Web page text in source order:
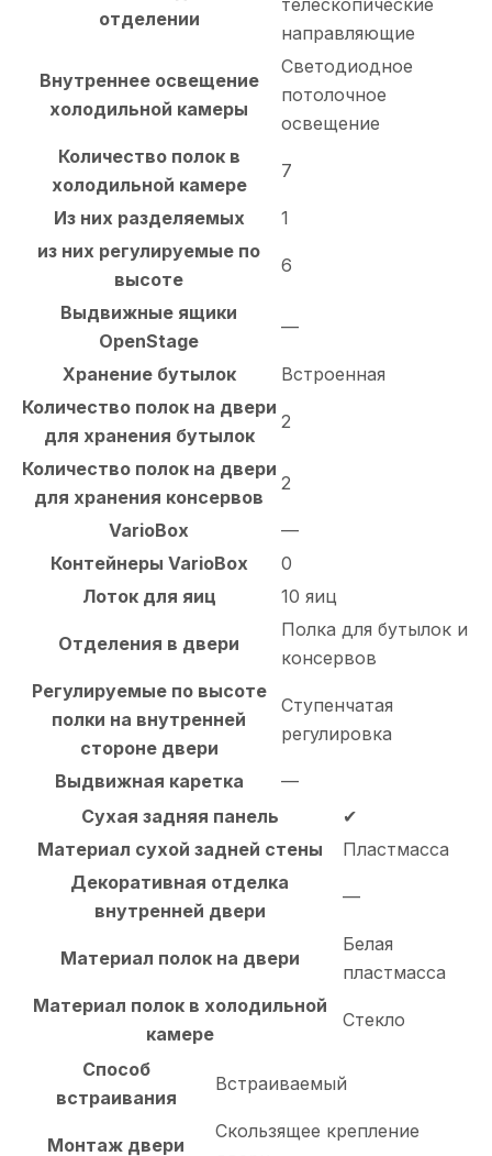
отделении
телескопические
направляющие
Внутреннее освещение
холодильной камеры
Светодиодное
потолочное
освещение
Количество полок в
холодильной камере
7
Из них разделяемых
1
из них регулируемые по
высоте
6
Выдвижные ящики
OpenStage
—
Хранение бутылок
Встроенная
Количество полок на двери
для хранения бутылок
2
Количество полок на двери
для хранения консервов
2
VarioBox
—
Контейнеры VarioBox
0
Лоток для яиц
10 яиц
Отделения в двери
Полка для бутылок и
консервов
Регулируемые по высоте
полки на внутренней
стороне двери
Ступенчатая
регулировка
Выдвижная каретка
—
Сухая задняя панель
✔
Материал сухой задней стены
Пластмасса
Декоративная отделка
внутренней двери
—
Материал полок на двери
Белая
пластмасса
Материал полок в холодильной
камере
Стекло
Способ
встраивания
Встраиваемый
Монтаж двери
Скользящее крепление